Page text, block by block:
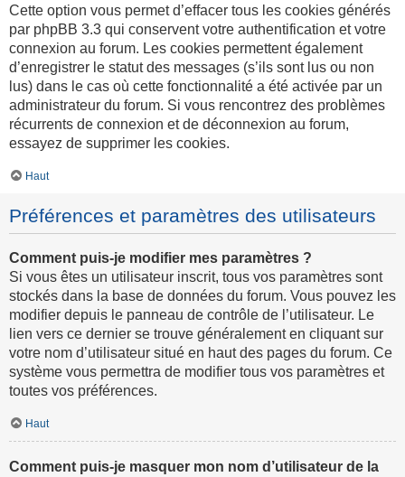
Cette option vous permet d’effacer tous les cookies générés
par phpBB 3.3 qui conservent votre authentification et votre
connexion au forum. Les cookies permettent également
d’enregistrer le statut des messages (s’ils sont lus ou non
lus) dans le cas où cette fonctionnalité a été activée par un
administrateur du forum. Si vous rencontrez des problèmes
récurrents de connexion et de déconnexion au forum,
essayez de supprimer les cookies.
Haut
Préférences et paramètres des utilisateurs
Comment puis-je modifier mes paramètres ?
Si vous êtes un utilisateur inscrit, tous vos paramètres sont
stockés dans la base de données du forum. Vous pouvez les
modifier depuis le panneau de contrôle de l’utilisateur. Le
lien vers ce dernier se trouve généralement en cliquant sur
votre nom d’utilisateur situé en haut des pages du forum. Ce
système vous permettra de modifier tous vos paramètres et
toutes vos préférences.
Haut
Comment puis-je masquer mon nom d’utilisateur de la